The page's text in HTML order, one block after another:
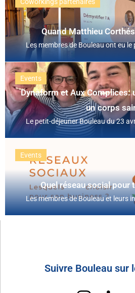
Quand Matthieu
Les membres de Bouleau ont eu
Events
Dynaform et Aux Complices:
un corps
Le petit-déjeuner Bouleau du 23
Events
Quel réseau social pour
Les membres de Bouleau et leurs
Suivre Bouleau sur